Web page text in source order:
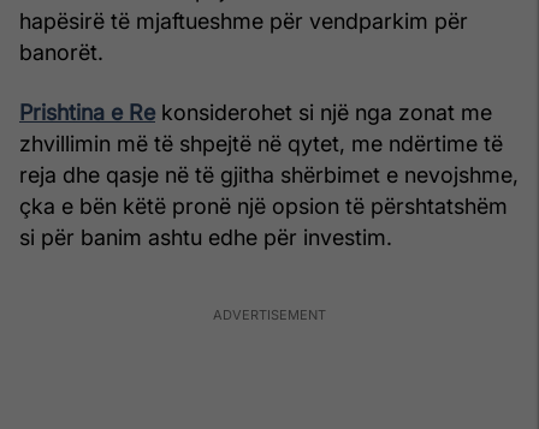
hapësirë të mjaftueshme për vendparkim për
banorët.
Prishtina e Re konsiderohet si një nga zonat me
zhvillimin më të shpejtë në qytet, me ndërtime të
reja dhe qasje në të gjitha shërbimet e nevojshme,
çka e bën këtë pronë një opsion të përshtatshëm
si për banim ashtu edhe për investim.